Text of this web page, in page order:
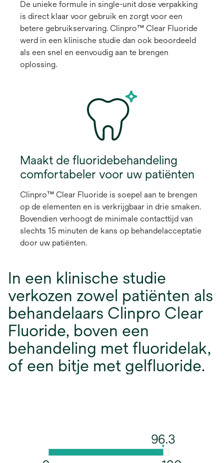
De unieke formule in single-unit dose verpakking
is direct klaar voor gebruik en zorgt voor een
betere gebruikservaring. Clinpro™ Clear Fluoride
werd in een klinische studie dan ook beoordeeld
als een snel en eenvoudig aan te brengen
oplossing.
Maakt de fluoridebehandeling
comfortabeler voor uw patiënten
Clinpro™ Clear Fluoride is soepel aan te brengen
op de elementen en is verkrijgbaar in drie smaken.
Bovendien verhoogt de minimale contacttijd van
slechts 15 minuten de kans op behandelacceptatie
door uw patiënten.
In een klinische studie
verkozen zowel patiënten als
behandelaars Clinpro Clear
Fluoride, boven een
behandeling met fluoridelak,
of een bitje met gelfluoride.